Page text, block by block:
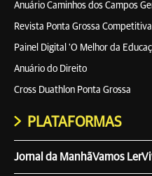
Anuário Caminhos dos Campos
Revista Ponta Grossa Competitiva
Painel Digital 'O Melhor da
Anuário do Direito
Cross Duathlon Ponta Grossa
PLATAFORMAS
Jornal da ManhãVamos Ler